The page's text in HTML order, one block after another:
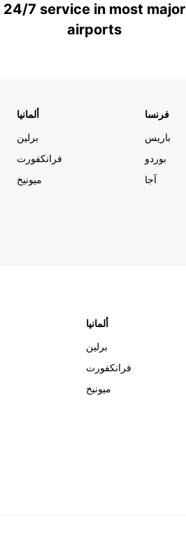
24/7 service in most major
airports
ألمانيا
برلين
فرانكفورت
ميونيخ
فرنسا
باريس
بوردو
آجا
ألمانيا
برلين
فرانكفورت
ميونيخ